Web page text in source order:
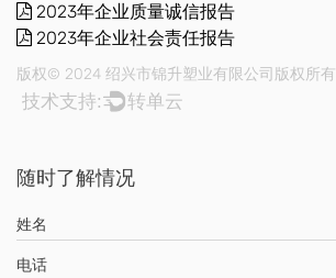
2023年企业质量诚信报告
2023年企业社会责任报告
版权© 2024 绍兴市锦升塑业有限公司版权所有
技术支持: 转单云
随时了解情况